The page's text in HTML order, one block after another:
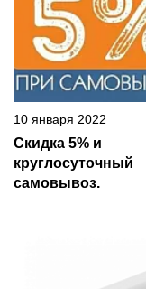
10 января 2022
Скидка 5% и
круглосуточный
самовывоз.